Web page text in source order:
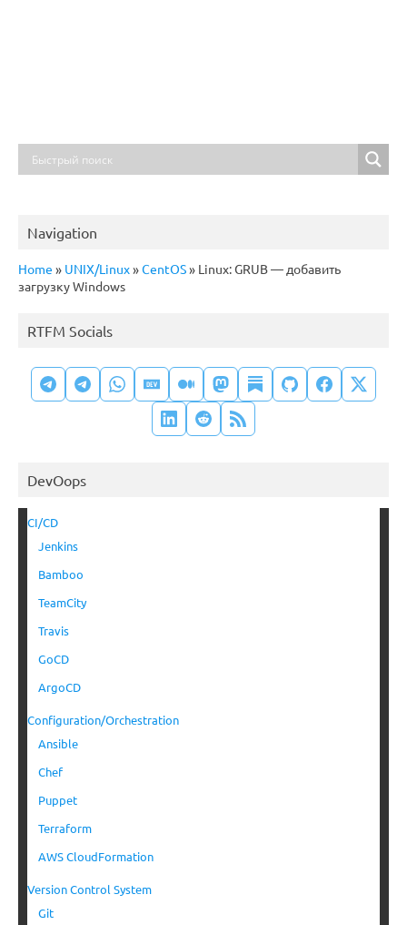
Navigation
Home » UNIX/Linux»CentOS» Linux: GRUB — добавить
загрузку Windows
RTFM Socials
DevOops
CI/CD
Jenkins
Bamboo
TeamCity
Travis
GoCD
ArgoCD
Configuration/Orchestration
Ansible
Chef
Puppet
Terraform
AWS CloudFormation
Version Control System
Git